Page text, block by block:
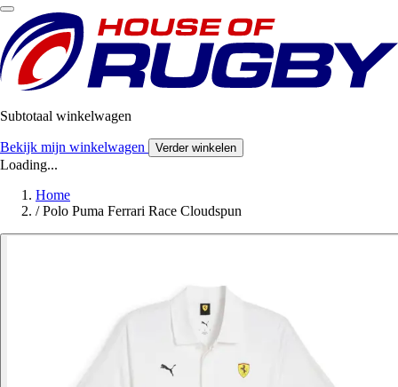
Subtotaal winkelwagen
Bekijk mijn winkelwagen Verder winkelen
Loading...
Home
/ Polo Puma Ferrari Race Cloudspun